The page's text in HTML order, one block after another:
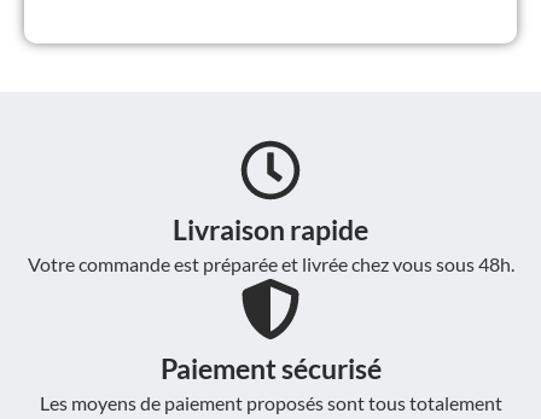
Livraison rapide
Votre commande est préparée et livrée chez vous sous 48h.
Paiement sécurisé
Les moyens de paiement proposés sont tous totalement